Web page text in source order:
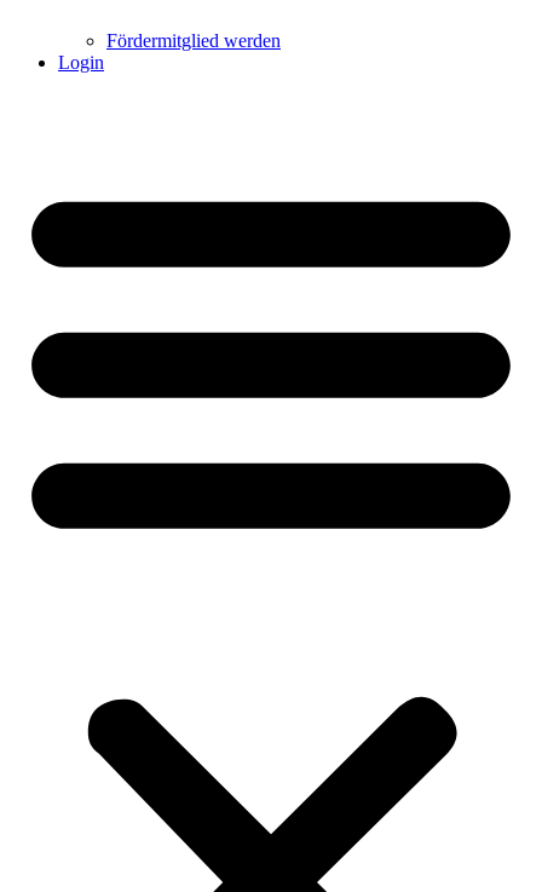
Fördermitglied werden
Login